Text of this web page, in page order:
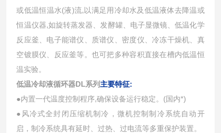
或低温恒温水(液)流,以满足用冷却水及低温液体去降温或
恒温仪器,如旋转蒸发器、发酵罐、电子显微镜、低温化学
反应釜、电子能谱仪、质谱仪、密度仪、冷冻干燥机、真
空镀膜仪、反应釜等。也可把多种容积直接在槽内低温恒
温实验。
低温冷却液循环器DL系列 主要特征:
●内置一代温度控制程序,确保设备运行稳定。(国内*)
●风冷式全封闭压缩机制冷，微机控制制冷系统自动开
启，制冷系统具有延时、过热、过电流等多重保护装置。